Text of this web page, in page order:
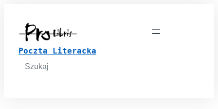
Poczta Literacka
Search
for: